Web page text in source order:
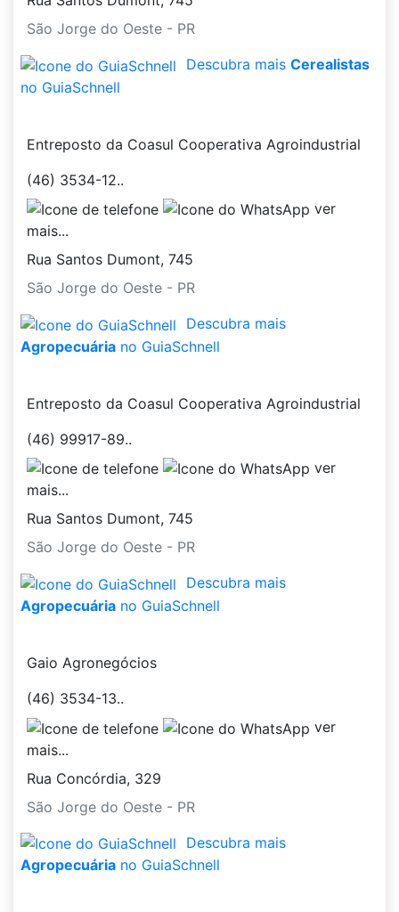
São Jorge do Oeste - PR
Descubra mais Cerealistas
no GuiaSchnell
Entreposto da Coasul Cooperativa Agroindustrial
(46) 3534-12..
ver
mais...
Rua Santos Dumont, 745
São Jorge do Oeste - PR
Descubra mais
Agropecuária no GuiaSchnell
Entreposto da Coasul Cooperativa Agroindustrial
(46) 99917-89..
ver
mais...
Rua Santos Dumont, 745
São Jorge do Oeste - PR
Descubra mais
Agropecuária no GuiaSchnell
Gaio Agronegócios
(46) 3534-13..
ver
mais...
Rua Concórdia, 329
São Jorge do Oeste - PR
Descubra mais
Agropecuária no GuiaSchnell